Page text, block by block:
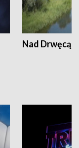
Nad Drwęcą